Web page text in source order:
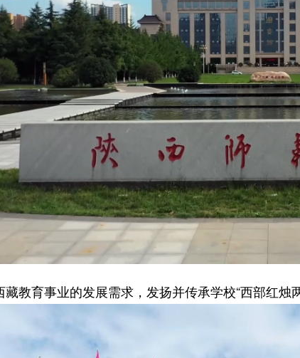
育事业的发展需求，发扬并传承学校“西部红烛